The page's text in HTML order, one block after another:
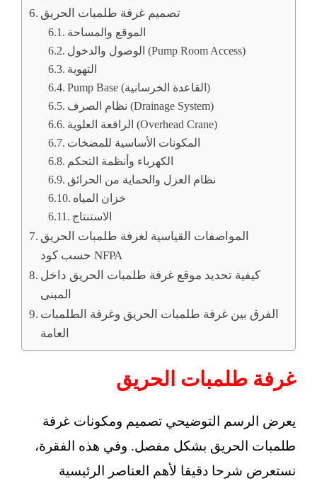
تصميم غرفة طلمبات الحريق
الموقع والمساحة
الوصول والدخول (Pump Room Access)
التهوية
Pump Base (القاعدة الخرسانية)
نظام الصرف (Drainage System)
الرافعة العلوية (Overhead Crane)
المكونات الأساسية للمضخات
الكهرباء وأنظمة التحكم
نظام العزل والحماية من الحرائق
خزان المياه
الاستنتاج
المواصفات القياسية لغرفة طلمبات الحريق
حسب كود NFPA
كيفية تحديد موقع غرفة طلمبات الحريق داخل
المبنى
الفرق بين غرفة طلمبات الحريق وغرفة الطلمبات
العامة
غرفة طلمبات الحريق
يعرض الرسم التوضيحي تصميم ومكونات غرفة
طلمبات الحريق بشكل مفصل. وفي هذه الفقرة،
نستعرض شرحا دقيقا لأهم العناصر الرئيسية